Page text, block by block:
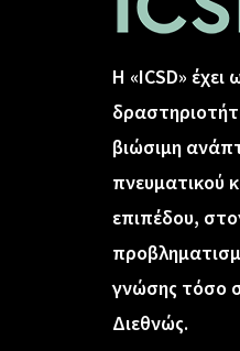
Η «ICSD»
βιώσιμη
πνευματικού
επιπέδου,
γνώσης τόσο
Διεθνώς.